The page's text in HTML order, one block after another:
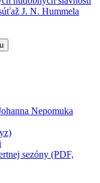
J. N. Hummela
Nepomuka
sezóny (PDF,